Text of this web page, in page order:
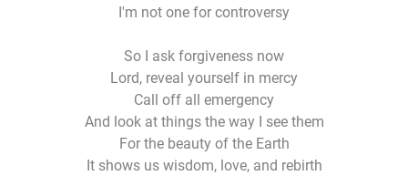
I'm not one for controversy
So I ask forgiveness now
Lord, reveal yourself in mercy
Call off all emergency
And look at things the way I see them
For the beauty of the Earth
It shows us wisdom, love, and rebirth